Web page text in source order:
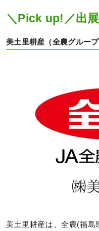
＼Pick up!／出
美土里耕産（全農グループ
美土里耕産は、全農(福島